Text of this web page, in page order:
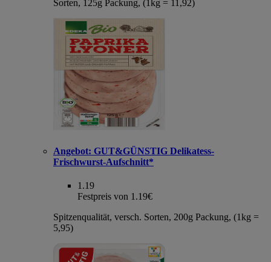
Sorten, 125g Packung, (1kg = 11,92)
Angebot: GUT&GÜNSTIG Delikatess-
Frischwurst-Aufschnitt*
1.19
Festpreis von 1.19€
Spitzenqualität, versch. Sorten, 200g Packung, (1kg =
5,95)